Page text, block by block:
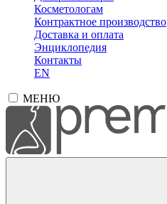
Косметологам
Контрактное производство
Доставка и оплата
Энциклопедия
Контакты
EN
МЕНЮ